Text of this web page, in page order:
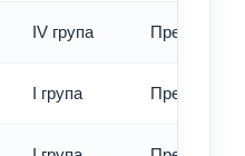
IV група Превод -
I група Превод -